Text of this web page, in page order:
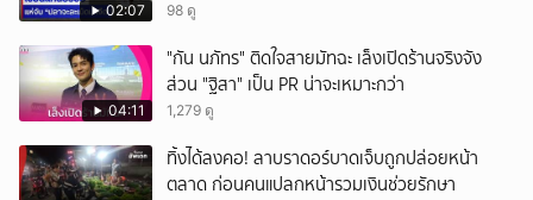
02:07 98 ดู
04:11
"กัน นภัทร" ติดใจสายมัทฉะ เล็งเปิดร้านจริงจัง
ส่วน "ฐิสา" เป็น PR น่าจะเหมาะกว่า
1,279 ดู
ทิ้งได้ลงคอ! ลาบราดอร์บาดเจ็บถูกปล่อยหน้า
ตลาด ก่อนคนแปลกหน้ารวมเงินช่วยรักษา